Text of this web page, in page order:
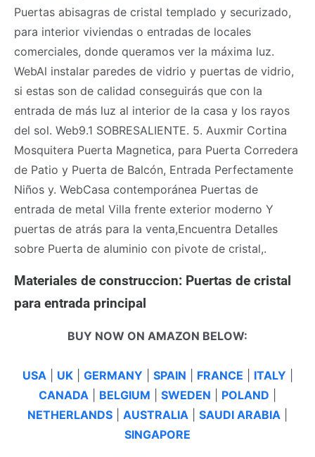
Puertas abisagras de cristal templado y securizado,
para interior viviendas o entradas de locales
comerciales, donde queramos ver la máxima luz.
WebAl instalar paredes de vidrio y puertas de vidrio,
si estas son de calidad conseguirás que con la
entrada de más luz al interior de la casa y los rayos
del sol. Web9.1 SOBRESALIENTE. 5. Auxmir Cortina
Mosquitera Puerta Magnetica, para Puerta Corredera
de Patio y Puerta de Balcón, Entrada Perfectamente
Niños y. WebCasa contemporánea Puertas de
entrada de metal Villa frente exterior moderno Y
puertas de atrás para la venta,Encuentra Detalles
sobre Puerta de aluminio con pivote de cristal,.
Materiales de construccion: Puertas de cristal
para entrada principal
BUY NOW ON AMAZON BELOW:
USA UK| GERMANY SPAIN FRANCE ITALY
CANADA
BELGIUM SWEDEN POLAND
NETHERLANDS
AUSTRALIA SAUDI ARABIA
SINGAPORE